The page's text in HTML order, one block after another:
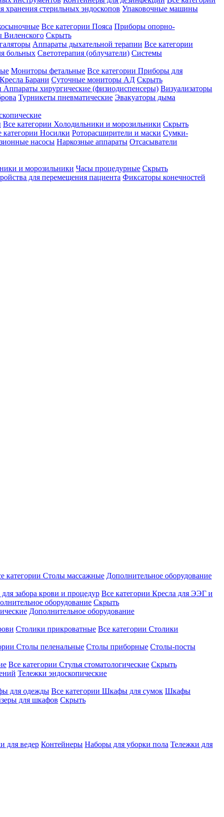
стерильных эндоскопов Упаковочные машины
Все категории Пояса Приборы опорно-
Скрыть
Аппараты дыхательной терапии Все категории
больных Светотерапия (облучатели) Системы
Мониторы фетальные Все категории Приборы для
Кресла Барани Суточные мониторы АД Скрыть
Аппараты хирургические (физиодиспенсеры) Визуализаторы
Турникеты пневматические Эвакуаторы дыма
Все категории Холодильники и морозильники Скрыть
категории Носилки Роторасширители и маски Сумки-
насосы Наркозные аппараты Отсасыватели
и морозильники Часы процедурные Скрыть
для перемещения пациента Фиксаторы конечностей
категории Столы массажные Дополнительное оборудование
забора крови и процедур Все категории Кресла для ЭЭГ и
оборудование Скрыть
Дополнительное оборудование
Столики прикроватные Все категории Столики
Столы пеленальные Столы приборные Столы-посты
Все категории Стулья стоматологические Скрыть
Тележки эндоскопические
для одежды Все категории Шкафы для сумок Шкафы
для шкафов Скрыть
для ведер Контейнеры Наборы для уборки пола Тележки для